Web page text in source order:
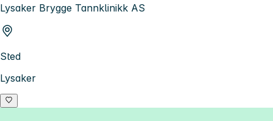
Lysaker Brygge Tannklinikk AS
Sted
Lysaker